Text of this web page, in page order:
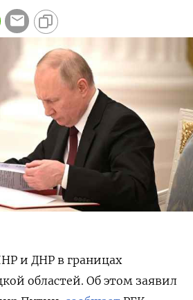
и ДНР в границах
областей. Об этом заявил